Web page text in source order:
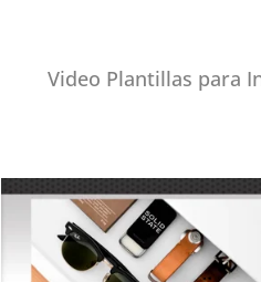
Video Plantillas para